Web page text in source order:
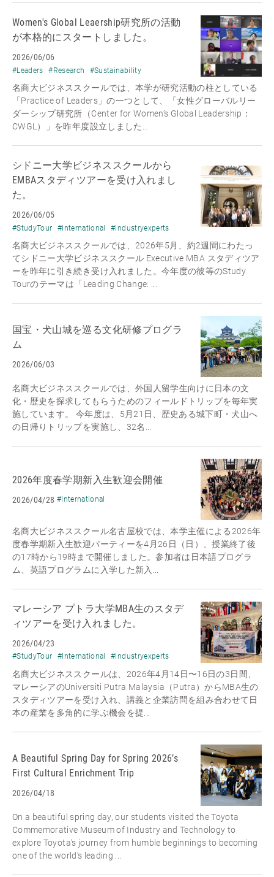
Women's Global Leaership研究所の活動
が本格的にスタートしました。
2026/06/06
#Leaders #Research #Sustainability
名商大ビジネススクールでは、本学が研究活動の柱としている
「Practice of Leaders」の一つとして、「女性グローバルリー
ダーシップ研究所（Center for Women’s Global Leadership：
CWGL）」を昨年度設立しました...
シドニー大学ビジネススクールから
EMBAスタディツアーを受け入れまし
た。
2026/06/05
#StudyTour #International #Industryexperts
名商大ビジネススクールでは、2026年5月、約2週間にわたっ
てシドニー大学ビジネススクール Executive MBA スタディツア
ーを昨年に引き続き受け入れました。今年度の彼等のStudy
Tourのテーマは「Leading Change: ...
国宝・犬山城を巡る文化研修プログラ
ム
2026/06/03
名商大ビジネススクールでは、外国人留学生向けに日本の文
化・歴史を探求してもらうためのフィールドトリップを毎年実
施しています。 今年度は、5月21日、歴史ある城下町・犬山へ
の日帰りトリップを実施し、32名...
2026年度春学期新入生歓迎会開催
2026/04/28 #International
名商大ビジネススクール名古屋校では、本学主催による2026年
度春学期新入生歓迎パーティーを4月26日（日）、授業終了後
の17時から19時まで開催しました。参加者は日本語プログラ
ム、英語プログラムに入学した新入...
マレーシア プトラ大学MBA生のスタデ
ィツアーを受け入れました。
2026/04/23
#StudyTour #International #Industryexperts
名商大ビジネススクールは、2026年4月14日〜16日の3日間、
マレーシアのUniversiti Putra Malaysia（Putra）からMBA生の
スタディツアーを受け入れ、講義と企業訪問を組み合わせて日
本の産業を多角的に学ぶ機会を提...
A Beautiful Spring Day for Spring 2026’s
First Cultural Enrichment Trip
2026/04/18
On a beautiful spring day, our students visited the Toyota
Commemorative Museum of Industry and Technology to
explore Toyota’s journey from humble beginnings to becoming
one of the world’s leading ...